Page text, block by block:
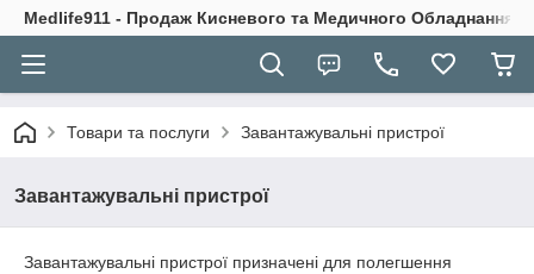
Medlife911 - Продаж Кисневого та Медичного Обладнання
Товари та послуги Завантажувальні пристрої
Завантажувальні пристрої
Завантажувальні пристрої призначені для полегшення